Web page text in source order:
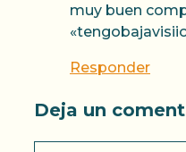
muy buen
Responder
Deja un